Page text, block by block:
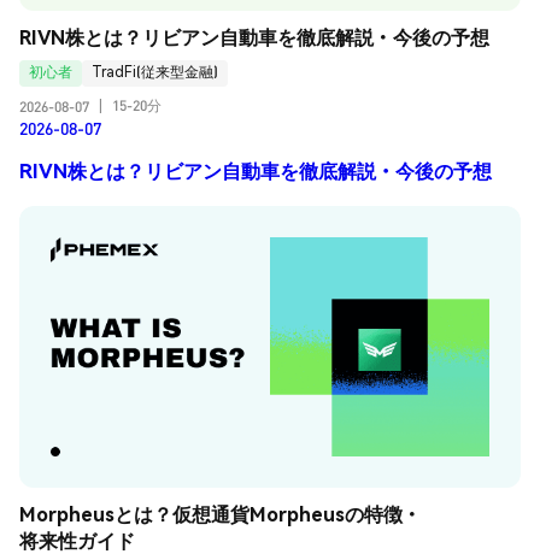
RIVN株とは？リビアン自動車を徹底解説・今後の予想
初心者
TradFi(従来型金融)
2026-08-07
15-20分
2026-08-07
RIVN株とは？リビアン自動車を徹底解説・今後の予想
Morpheusとは？仮想通貨Morpheusの特徴・
将来性ガイド